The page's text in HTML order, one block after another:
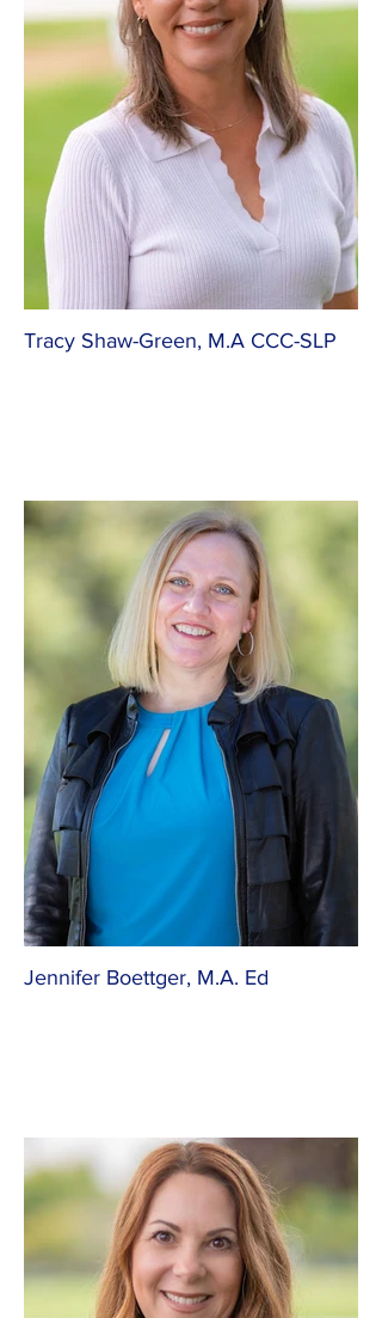
Tracy Shaw-Green, M.A CCC-SLP
Jennifer Boettger, M.A. Ed